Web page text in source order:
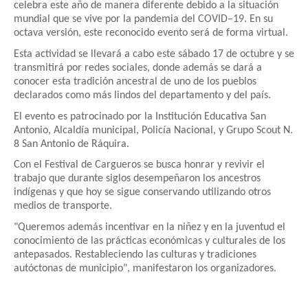
celebra este año de manera diferente debido a la situación
mundial que se vive por la pandemia del COVID–19. En su
octava versión, este reconocido evento será de forma virtual.
Esta actividad se llevará a cabo este sábado 17 de octubre y se
transmitirá por redes sociales, donde además se dará a
conocer esta tradición ancestral de uno de los pueblos
declarados como más lindos del departamento y del país.
El evento es patrocinado por la Institución Educativa San
Antonio, Alcaldía municipal, Policía Nacional, y Grupo Scout N.
8 San Antonio de Ráquira.
Con el Festival de Cargueros se busca honrar y revivir el
trabajo que durante siglos desempeñaron los ancestros
indígenas y que hoy se sigue conservando utilizando otros
medios de transporte.
"Queremos además incentivar en la niñez y en la juventud el
conocimiento de las prácticas económicas y culturales de los
antepasados. Restableciendo las culturas y tradiciones
autóctonas de municipio", manifestaron los organizadores.